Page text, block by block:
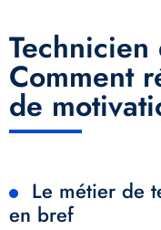
Comment
de
Le métier de
en bref